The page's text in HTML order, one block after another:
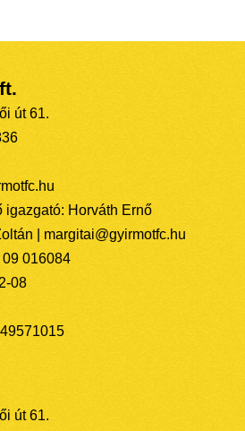
út 61.
igazgató: Horváth Ernő
| margitai@gyirmotfc.hu
016084
08
út 61.